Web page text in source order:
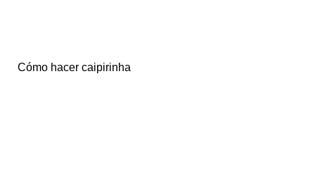
Cómo hacer caipirinha